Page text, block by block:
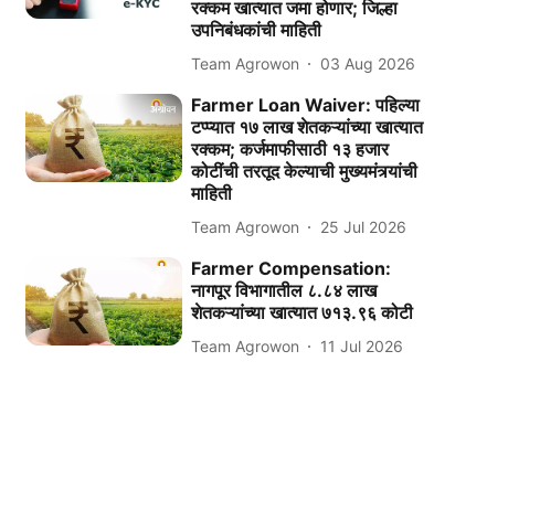
रक्कम खात्यात जमा होणार; जिल्हा
उपनिबंधकांची माहिती
Team Agrowon 03 Aug 2026
Farmer Loan Waiver: पहिल्या
टप्प्यात १७ लाख शेतकऱ्यांच्या खात्यात
रक्कम; कर्जमाफीसाठी १३ हजार
कोटींची तरतूद केल्याची मुख्यमंत्र्यांची
माहिती
Team Agrowon 25 Jul 2026
Farmer Compensation:
नागपूर विभागातील ८.८४ लाख
शेतकऱ्यांच्या खात्यात ७१३.९६ कोटी
Team Agrowon 11 Jul 2026